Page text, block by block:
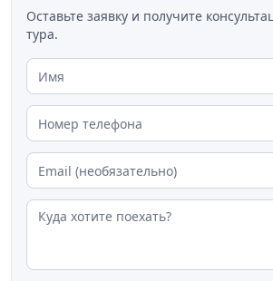
Оставьте заявку и получите
тура.